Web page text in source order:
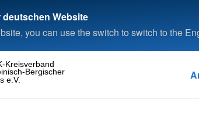
Website
you can use the switch to switch to the
e.V.
Bergischer
Kreisverband